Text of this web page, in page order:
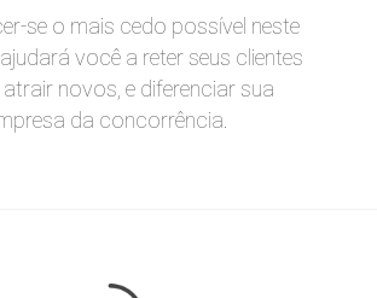
se o mais cedo possível neste
você a reter seus clientes
novos, e diferenciar sua
da concorrência.